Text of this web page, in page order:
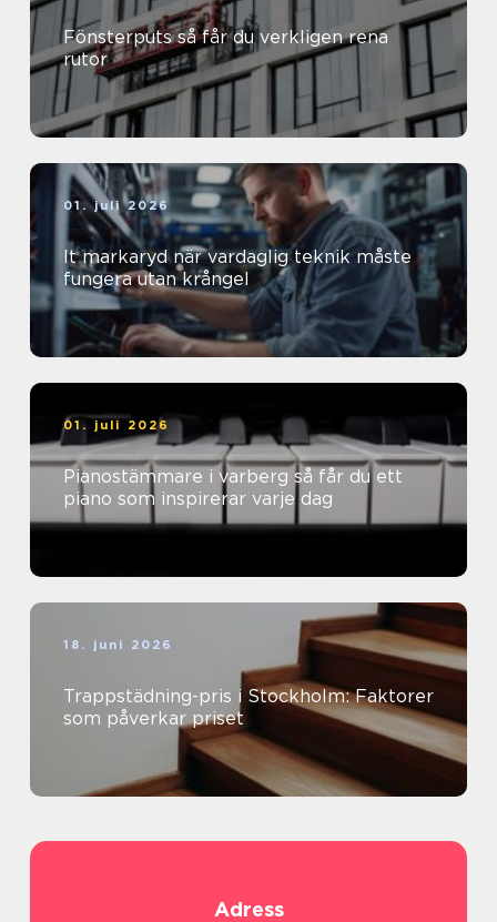
Fönsterputs så får du verkligen rena
rutor
01. juli 2026
It markaryd när vardaglig teknik måste
fungera utan krångel
01. juli 2026
Pianostämmare i varberg så får du ett
piano som inspirerar varje dag
18. juni 2026
Trappstädning-pris i Stockholm: Faktorer
som påverkar priset
Adress